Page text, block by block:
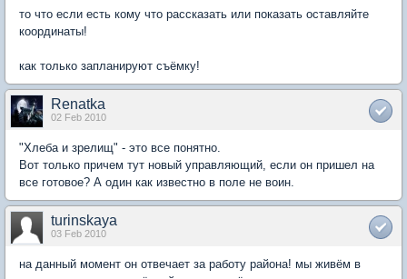
то что если есть кому что рассказать или показать оставляйте
координаты!
как только запланируют съёмку!
Renatka
02 Feb 2010
"Хлеба и зрелищ" - это все понятно.
Вот только причем тут новый управляющий, если он пришел на
все готовое? А один как известно в поле не воин.
turinskaya
03 Feb 2010
на данный момент он отвечает за работу района! мы живём в